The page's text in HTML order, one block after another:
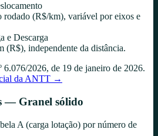
rodado (R$/km), variável por eixos e
e Descarga
(R$), independente da distância.
6.076/2026, de 19 de janeiro de 2026.
da ANTT →
— Granel sólido
A (carga lotação) por número de